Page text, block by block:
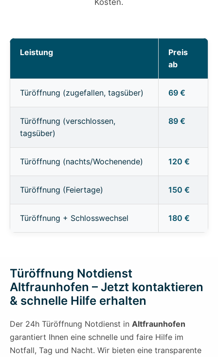
Kosten.
Leistung
Preis
ab
Türöffnung (zugefallen, tagsüber) 69 €
Türöffnung (verschlossen,
tagsüber)
89 €
Türöffnung (nachts/Wochenende) 120 €
Türöffnung (Feiertage) 150 €
Türöffnung + Schlosswechsel 180 €
Türöffnung Notdienst
Altfraunhofen – Jetzt kontaktieren
& schnelle Hilfe erhalten
Der 24h Türöffnung Notdienst in Altfraunhofen
garantiert Ihnen eine schnelle und faire Hilfe im
Notfall, Tag und Nacht. Wir bieten eine transparente